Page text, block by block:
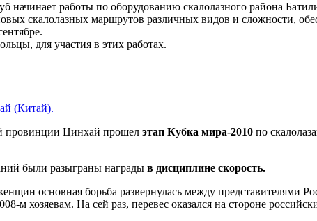
начинает работы по оборудованию скалолазного района
скалолазных маршрутов различных видов и сложности,
для участия в этих работах.
(Китай).
провинции Цинхай прошел этап Кубка мира-2010 по
были разыграны награды в дисциплине скорость.
основная борьба развернулась между представителями
м хозяевам. На сей раз, перевес оказался на стороне